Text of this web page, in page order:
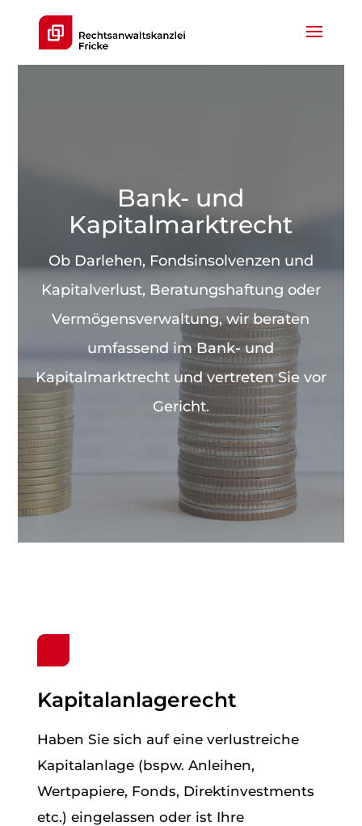
Bank- und
Kapitalmarktrecht
Ob Darlehen, Fondsinsolvenzen und
Kapitalverlust, Beratungshaftung oder
Vermögensverwaltung, wir beraten
umfassend im Bank- und
Kapitalmarktrecht und vertreten Sie vor
Gericht.
Kapitalanlagerecht
Haben Sie sich auf eine verlustreiche
Kapitalanlage (bspw. Anleihen,
Wertpapiere, Fonds, Direktinvestments
etc.) eingelassen oder ist Ihre